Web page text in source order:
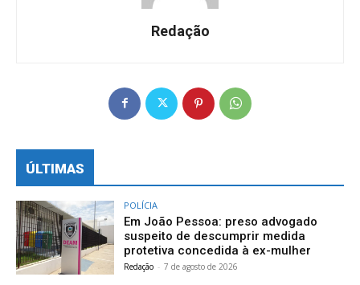
Redação
ÚLTIMAS
POLÍCIA
Em João Pessoa: preso advogado
suspeito de descumprir medida
protetiva concedida à ex-mulher
Redação - 7 de agosto de 2026